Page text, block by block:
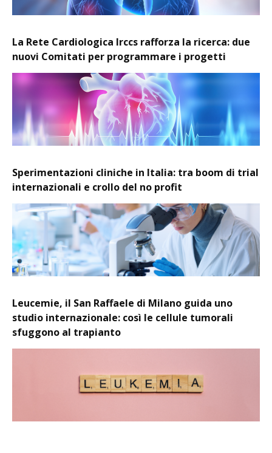
La Rete Cardiologica Irccs rafforza la ricerca: due
nuovi Comitati per programmare i progetti
Sperimentazioni cliniche in Italia: tra boom di trial
internazionali e crollo del no profit
Leucemie, il San Raffaele di Milano guida uno
studio internazionale: così le cellule tumorali
sfuggono al trapianto